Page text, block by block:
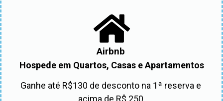
Airbnb
Hospede em Quartos, Casas e Apartamentos
Ganhe até R$130 de desconto na 1ª reserva e
acima de R$ 250.